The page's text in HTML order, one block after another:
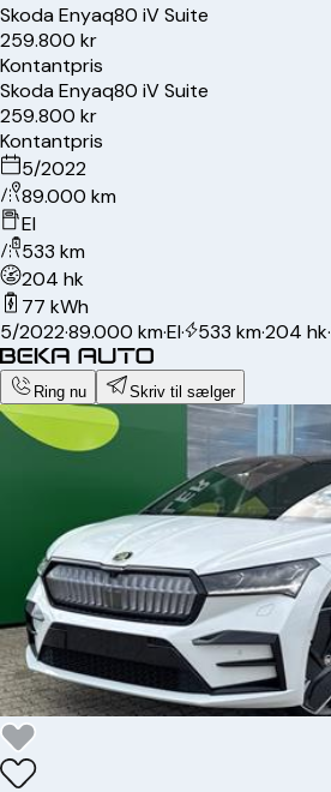
SkodaEnyaq80 iV Suite
259.800 kr
Kontantpris
SkodaEnyaq80 iV Suite
259.800 kr
Kontantpris
5/2022
89.000 km
El
533 km
204 hk
77 kWh
5/2022·89.000 km·El· 533 km·204 hk·
Ring nu Skriv til sælger